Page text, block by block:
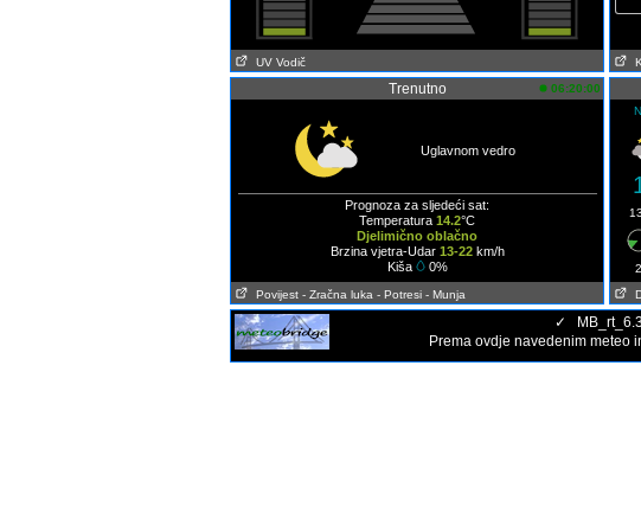
UV Vodič
Trenutno 06:20:00
Uglavnom vedro
Prognoza za sljedeći sat:
Temperatura 14.2°C
Djelimično oblačno
Brzina vjetra-Udar 13-22km/h
Kiša
0%
Povijest - Zračna luka - Potresi - Munja
✓
Prema ovdje navedenim meteo